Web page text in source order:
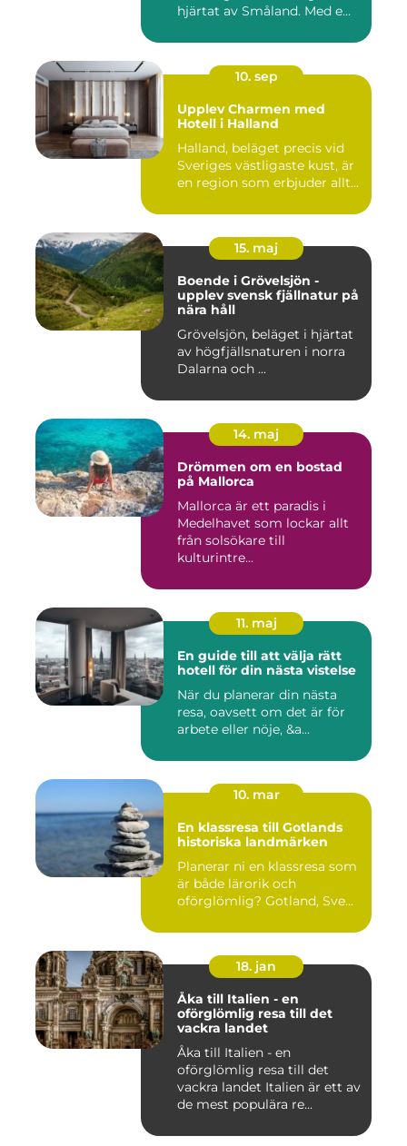
hjärtat av Småland. Med e...
10. sep
Upplev Charmen med
Hotell i Halland
Halland, beläget precis vid
Sveriges västligaste kust, är
en region som erbjuder allt...
15. maj
Boende i Grövelsjön -
upplev svensk fjällnatur på
nära håll
Grövelsjön, beläget i hjärtat
av högfjällsnaturen i norra
Dalarna och ...
14. maj
Drömmen om en bostad
på Mallorca
Mallorca är ett paradis i
Medelhavet som lockar allt
från solsökare till
kulturintre...
11. maj
En guide till att välja rätt
hotell för din nästa vistelse
När du planerar din nästa
resa, oavsett om det är för
arbete eller nöje, &a...
10. mar
En klassresa till Gotlands
historiska landmärken
Planerar ni en klassresa som
är både lärorik och
oförglömlig? Gotland, Sve...
18. jan
Åka till Italien - en
oförglömlig resa till det
vackra landet
Åka till Italien - en
oförglömlig resa till det
vackra landet Italien är ett av
de mest populära re...